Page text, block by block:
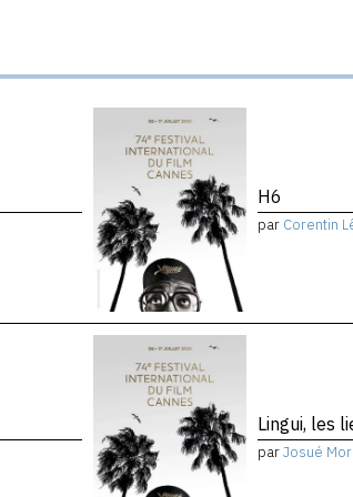
H6
par Corentin
Lingui, les
parJosué